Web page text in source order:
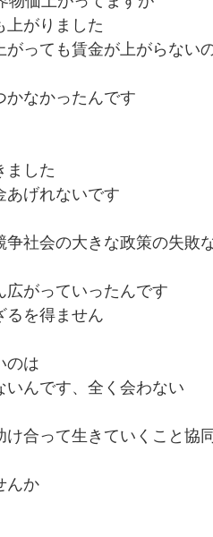
上がりました
がっても賃金が上がらない
かなかったんです
ました
あげれないです
社会の大きな政策の失敗
広がっていったんです
るを得ません
のは
いんです、全く会わない
合って生きていくこと協同
んか